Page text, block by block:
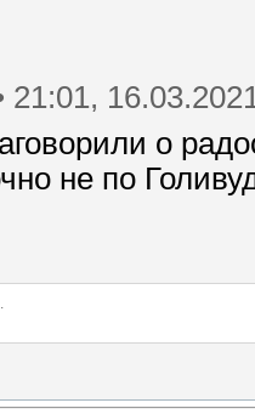
21:01,
о
не по